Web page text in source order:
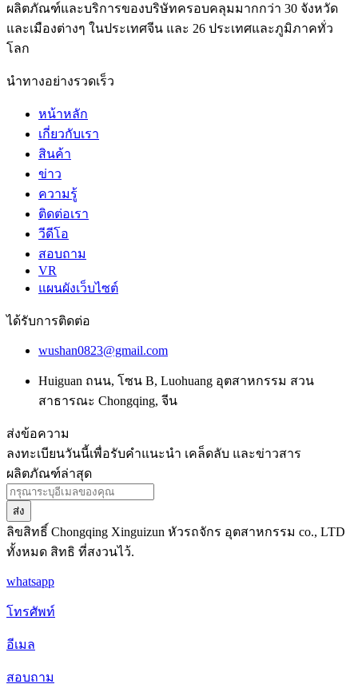
ผลิตภัณฑ์และบริการของบริษัทครอบคลุมมากกว่า 30 จังหวัด
และเมืองต่างๆ ในประเทศจีน และ 26 ประเทศและภูมิภาคทั่ว
โลก
นำทางอย่างรวดเร็ว
หน้าหลัก
เกี่ยวกับเรา
สินค้า
ข่าว
ความรู้
ติดต่อเรา
วีดีโอ
สอบถาม
VR
แผนผังเว็บไซต์
ได้รับการติดต่อ
wushan0823@gmail.com
Huiguan ถนน, โซน B, Luohuang อุตสาหกรรม สวน
สาธารณะ Chongqing, จีน
ส่งข้อความ
ลงทะเบียนวันนี้เพื่อรับคำแนะนำ เคล็ดลับ และข่าวสาร
ผลิตภัณฑ์ล่าสุด
ส่ง
ลิขสิทธิ์ Chongqing Xinguizun หัวรถจักร อุตสาหกรรม co., LTD
ทั้งหมด สิทธิ ที่สงวนไว้.
whatsapp
โทรศัพท์
อีเมล
สอบถาม